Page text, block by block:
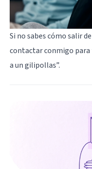
Si no sabes cómo salir
contactar conmigo
a un gilipollas”.